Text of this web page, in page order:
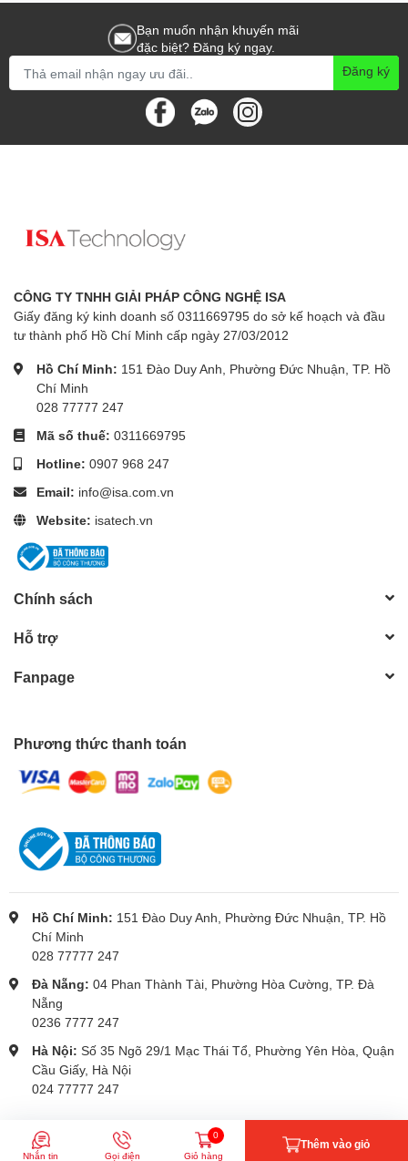
Bạn muốn nhận khuyến mãi
đặc biệt? Đăng ký ngay.
Đăng ký
CÔNG TY TNHH GIẢI PHÁP CÔNG NGHỆ ISA
Giấy đăng ký kinh doanh số 0311669795 do sở kế hoạch và đầu
tư thành phố Hồ Chí Minh cấp ngày 27/03/2012
Hồ Chí Minh: 151 Đào Duy Anh, Phường Đức Nhuận, TP. Hồ
Chí Minh
028 77777 247
Mã số thuế: 0311669795
Hotline: 0907 968 247
Email: info@isa.com.vn
Website: isatech.vn
Chính sách
Hỗ trợ
Fanpage
Phương thức thanh toán
Hồ Chí Minh: 151 Đào Duy Anh, Phường Đức Nhuận, TP. Hồ
Chí Minh
028 77777 247
Đà Nẵng: 04 Phan Thành Tài, Phường Hòa Cường, TP. Đà
Nẵng
0236 7777 247
Hà Nội: Số 35 Ngõ 29/1 Mạc Thái Tổ, Phường Yên Hòa, Quận
Cầu Giấy, Hà Nội
024 77777 247
© Bản quyền thuộc về CÔNG TY TNHH GIẢI PHÁP CÔNG NGHỆ
ISANhắn tin Gọi điện
0
Giỏ hàng
Thêm vào giỏ